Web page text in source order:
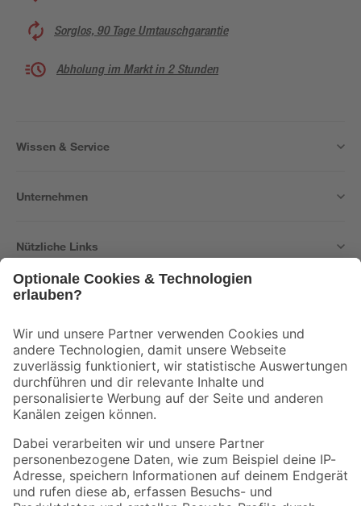
Sorglos, 90 Tage Umtauschgarantie
Abholung im Markt in 2 Stunden
Wissen & Service
Unternehmen
Nützliche Links
Der toom Newsletter: Keine Angebote und Aktionen mehr verpassen!
Zur Newsletter Anmeldung
Folge uns
Zahlungsarten Versandarten